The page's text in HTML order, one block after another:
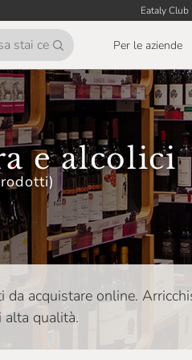
Eataly Club
Per le aziende
e alcolici
acquistare online.
qualità.